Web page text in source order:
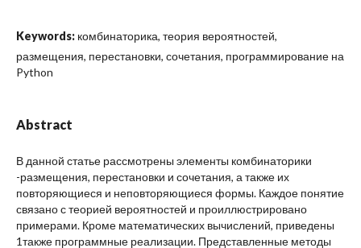
Keywords: комбинаторика, теория вероятностей,
размещения, перестановки, сочетания, программирование на
Python
Abstract
В данной статье рассмотрены элементы комбинаторики
-размещения, перестановки и сочетания, а также их
повторяющиеся и неповторяющиеся формы. Каждое понятие
связано с теорией вероятностей и проиллюстрировано
примерами. Кроме математических вычислений, приведены
1также программные реализации. Представленные методы